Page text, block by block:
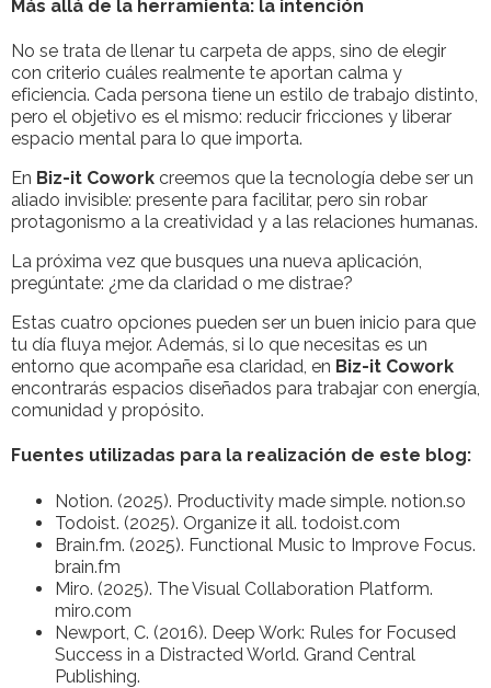
Más allá de la herramienta: la intención
No se trata de llenar tu carpeta de apps, sino de elegir
con criterio cuáles realmente te aportan calma y
eficiencia. Cada persona tiene un estilo de trabajo distinto,
pero el objetivo es el mismo: reducir fricciones y liberar
espacio mental para lo que importa.
En Biz-it Cowork creemos que la tecnología debe ser un
aliado invisible: presente para facilitar, pero sin robar
protagonismo a la creatividad y a las relaciones humanas.
La próxima vez que busques una nueva aplicación,
pregúntate: ¿me da claridad o me distrae?
Estas cuatro opciones pueden ser un buen inicio para que
tu día fluya mejor. Además, si lo que necesitas es un
entorno que acompañe esa claridad, en Biz-it Cowork
encontrarás espacios diseñados para trabajar con energía,
comunidad y propósito.
Fuentes utilizadas para la realización de este blog:
Notion. (2025). Productivity made simple. notion.so
Todoist. (2025). Organize it all. todoist.com
Brain.fm. (2025). Functional Music to Improve Focus.
brain.fm
Miro. (2025). The Visual Collaboration Platform.
miro.com
Newport, C. (2016). Deep Work: Rules for Focused
Success in a Distracted World. Grand Central
Publishing.